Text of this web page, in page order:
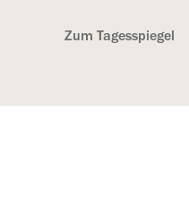
Zum Tagesspiegel